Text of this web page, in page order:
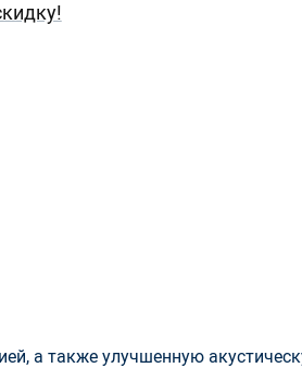
а также улучшенную